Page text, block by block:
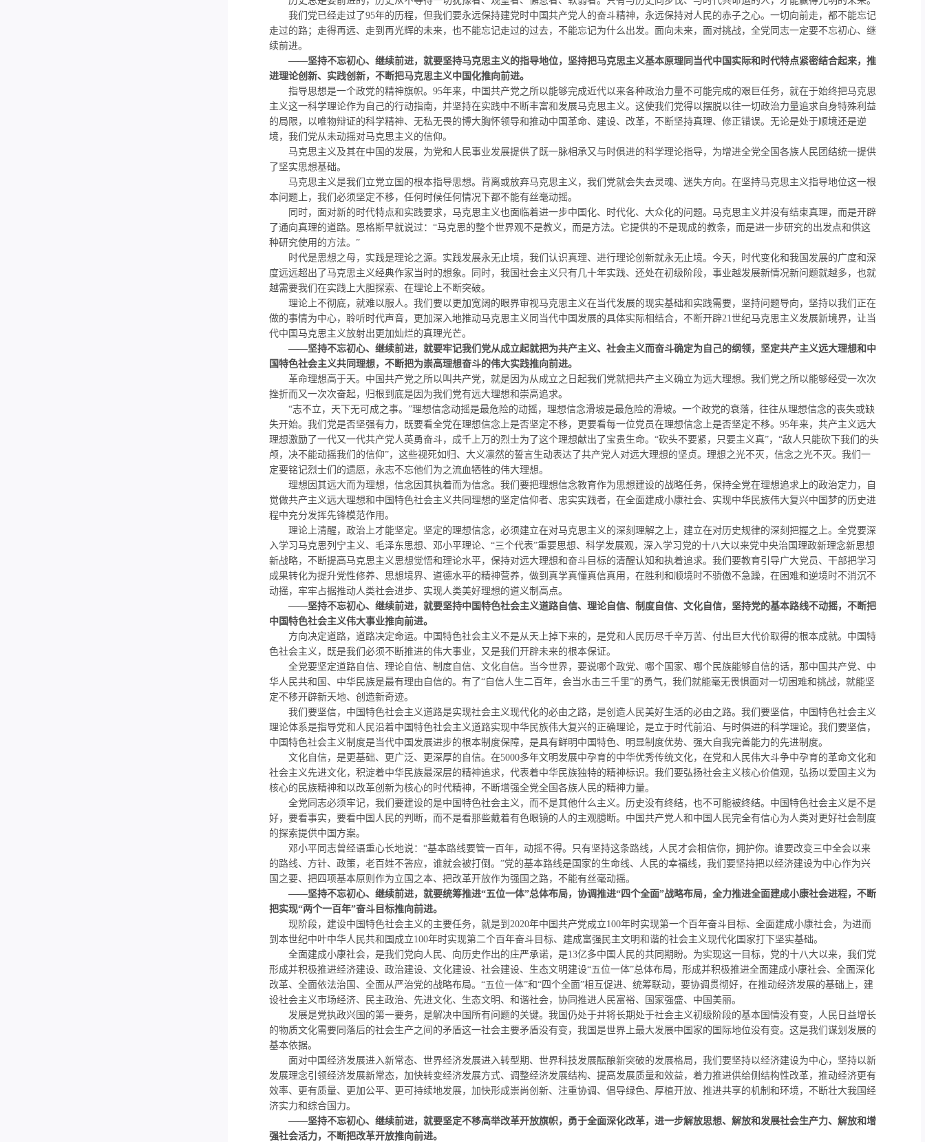
我们党已经走过了 95年的历程，但我们要永远保持建党时中国共产党人的奋斗精神，永远保持对人民的赤子之心。一切向前走，都不能忘记
走过的路；走得再远、走到再光辉的未来，也不能忘记走过的过去，不能忘记为什么出发。面向未来，面对挑战，全党同志一定要不忘初心、继
续前进。
——坚持不忘初心、继续前进，就要坚持马克思主义的指导地位，坚持把马克思主义基本原理同当代中国实际和时代特点紧密结合起来，推
进理论创新、实践创新，不断把马克思主义中国化推向前进。
指导思想是一个政党的精神旗帜。 95年来，中国共产党之所以能够完成近代以来各种政治力量不可能完成的艰巨任务，就在于始终把马克思
主义这一科学理论作为自己的行动指南，并坚持在实践中不断丰富和发展马克思主义。这使我们党得以摆脱以往一切政治力量追求自身特殊利益
的局限，以唯物辩证的科学精神、无私无畏的博大胸怀领导和推动中国革命、建设、改革，不断坚持真理、修正错误。无论是处于顺境还是逆
境，我们党从未动摇对马克思主义的信仰。
马克思主义及其在中国的发展，为党和人民事业发展提供了既一脉相承又与时俱进的科学理论指导，为增进全党全国各族人民团结统一提供
了坚实思想基础。
马克思主义是我们立党立国的根本指导思想。背离或放弃马克思主义，我们党就会失去灵魂、迷失方向。在坚持马克思主义指导地位这一根
本问题上，我们必须坚定不移，任何时候任何情况下都不能有丝毫动摇。
同时，面对新的时代特点和实践要求，马克思主义也面临着进一步中国化、时代化、大众化的问题。马克思主义并没有结束真理，而是开辟
了通向真理的道路。恩格斯早就说过：“马克思的整个世界观不是教义，而是方法。它提供的不是现成的教条，而是进一步研究的出发点和供这
种研究使用的方法。”
时代是思想之母，实践是理论之源。实践发展永无止境，我们认识真理、进行理论创新就永无止境。今天，时代变化和我国发展的广度和深
度远远超出了马克思主义经典作家当时的想象。同时，我国社会主义只有几十年实践、还处在初级阶段，事业越发展新情况新问题就越多，也就
越需要我们在实践上大胆探索、在理论上不断突破。
理论上不彻底，就难以服人。我们要以更加宽阔的眼界审视马克思主义在当代发展的现实基础和实践需要，坚持问题导向，坚持以我们正在
做的事情为中心，聆听时代声音，更加深入地推动马克思主义同当代中国发展的具体实际相结合，不断开辟21世纪马克思主义发展新境界，让当
代中国马克思主义放射出更加灿烂的真理光芒。
——坚持不忘初心、继续前进，就要牢记我们党从成立起就把为共产主义、社会主义而奋斗确定为自己的纲领，坚定共产主义远大理想和中
国特色社会主义共同理想，不断把为崇高理想奋斗的伟大实践推向前进。
革命理想高于天。中国共产党之所以叫共产党，就是因为从成立之日起我们党就把共产主义确立为远大理想。我们党之所以能够经受一次次
挫折而又一次次奋起，归根到底是因为我们党有远大理想和崇高追求。
“志不立，天下无可成之事。”理想信念动摇是最危险的动摇，理想信念滑坡是最危险的滑坡。一个政党的衰落，往往从理想信念的丧失或缺
失开始。我们党是否坚强有力，既要看全党在理想信念上是否坚定不移，更要看每一位党员在理想信念上是否坚定不移。 95年来，共产主义远大
理想激励了一代又一代共产党人英勇奋斗，成千上万的烈士为了这个理想献出了宝贵生命。“砍头不要紧，只要主义真”，“敌人只能砍下我们的头
颅，决不能动摇我们的信仰”，这些视死如归、大义凛然的誓言生动表达了共产党人对远大理想的坚贞。理想之光不灭，信念之光不灭。我们一
定要铭记烈士们的遗愿，永志不忘他们为之流血牺牲的伟大理想。
理想因其远大而为理想，信念因其执着而为信念。我们要把理想信念教育作为思想建设的战略任务，保持全党在理想追求上的政治定力，自
觉做共产主义远大理想和中国特色社会主义共同理想的坚定信仰者、忠实实践者，在全面建成小康社会、实现中华民族伟大复兴中国梦的历史进
程中充分发挥先锋模范作用。
理论上清醒，政治上才能坚定。坚定的理想信念，必须建立在对马克思主义的深刻理解之上，建立在对历史规律的深刻把握之上。全党要深
入学习马克思列宁主义、毛泽东思想、邓小平理论、“三个代表”重要思想、科学发展观，深入学习党的十八大以来党中央治国理政新理念新思想
新战略，不断提高马克思主义思想觉悟和理论水平，保持对远大理想和奋斗目标的清醒认知和执着追求。我们要教育引导广大党员、干部把学习
成果转化为提升党性修养、思想境界、道德水平的精神营养，做到真学真懂真信真用，在胜利和顺境时不骄傲不急躁，在困难和逆境时不消沉不
动摇，牢牢占据推动人类社会进步、实现人类美好理想的道义制高点。
——坚持不忘初心、继续前进，就要坚持中国特色社会主义道路自信、理论自信、制度自信、文化自信，坚持党的基本路线不动摇，不断把
中国特色社会主义伟大事业推向前进。
方向决定道路，道路决定命运。中国特色社会主义不是从天上掉下来的，是党和人民历尽千辛万苦、付出巨大代价取得的根本成就。中国特
色社会主义，既是我们必须不断推进的伟大事业，又是我们开辟未来的根本保证。
全党要坚定道路自信、理论自信、制度自信、文化自信。当今世界，要说哪个政党、哪个国家、哪个民族能够自信的话，那中国共产党、中
华人民共和国、中华民族是最有理由自信的。有了“自信人生二百年，会当水击三千里”的勇气，我们就能毫无畏惧面对一切困难和挑战，就能坚
定不移开辟新天地、创造新奇迹。
我们要坚信，中国特色社会主义道路是实现社会主义现代化的必由之路，是创造人民美好生活的必由之路。我们要坚信，中国特色社会主义
理论体系是指导党和人民沿着中国特色社会主义道路实现中华民族伟大复兴的正确理论，是立于时代前沿、与时俱进的科学理论。 我们要坚信，
中国特色社会主义制度是当代中国发展进步的根本制度保障，是具有鲜明中国特色、明显制度优势、强大自我完善能力的先进制度。
文化自信，是更基础、更广泛、更深厚的自信。在5000多年文明发展中孕育的中华优秀传统文化，在党和人民伟大斗争中孕育的革命文化和
社会主义先进文化，积淀着中华民族最深层的精神追求，代表着中华民族独特的精神标识。我们要弘扬社会主义核心价值观，弘扬以爱国主义为
核心的民族精神和以改革创新为核心的时代精神，不断增强全党全国各族人民的精神力量。
全党同志必须牢记，我们要建设的是中国特色社会主义，而不是其他什么主义。历史没有终结，也不可能被终结。中国特色社会主义是不是
好，要看事实，要看中国人民的判断，而不是看那些戴着有色眼镜的人的主观臆断。中国共产党人和中国人民完全有信心为人类对更好社会制度
的探索提供中国方案。
邓小平同志曾经语重心长地说：“基本路线要管一百年，动摇不得。只有坚持这条路线，人民才会相信你，拥护你。谁要改变三中全会以来
的路线、方针、政策，老百姓不答应，谁就会被打倒。”党的基本路线是国家的生命线、人民的幸福线，我们要坚持把以经济建设为中心作为兴
国之要、把四项基本原则作为立国之本、把改革开放作为强国之路，不能有丝毫动摇。
——坚持不忘初心、继续前进，就要统筹推进“五位一体”总体布局，协调推进“四个全面”战略布局，全力推进全面建成小康社会进程，不断
把实现“两个一百年”奋斗目标推向前进。
现阶段，建设中国特色社会主义的主要任务，就是到 2020年中国共产党成立100年时实现第一个百年奋斗目标、全面建成小康社会，为进而
到本世纪中叶中华人民共和国成立100年时实现第二个百年奋斗目标、建成富强民主文明和谐的社会主义现代化国家打下坚实基础。
全面建成小康社会，是我们党向人民、向历史作出的庄严承诺，是13亿多中国人民的共同期盼。为实现这一目标，党的十八大以来，我们党
形成并积极推进经济建设、政治建设、文化建设、社会建设、生态文明建设“五位一体”总体布局，形成并积极推进全面建成小康社会、全面深化
改革、全面依法治国、全面从严治党的战略布局。“五位一体”和“四个全面”相互促进、统筹联动，要协调贯彻好，在推动经济发展的基础上，建
设社会主义市场经济、民主政治、先进文化、生态文明、和谐社会，协同推进人民富裕、国家强盛、中国美丽。
发展是党执政兴国的第一要务，是解决中国所有问题的关键。我国仍处于并将长期处于社会主义初级阶段的基本国情没有变，人民日益增长
的物质文化需要同落后的社会生产之间的矛盾这一社会主要矛盾没有变，我国是世界上最大发展中国家的国际地位没有变。这是我们谋划发展的
基本依据。
面对中国经济发展进入新常态、世界经济发展进入转型期、世界科技发展酝酿新突破的发展格局，我们要坚持以经济建设为中心，坚持以新
发展理念引领经济发展新常态，加快转变经济发展方式、调整经济发展结构、提高发展质量和效益，着力推进供给侧结构性改革，推动经济更有
效率、更有质量、更加公平、更可持续地发展，加快形成崇尚创新、注重协调、倡导绿色、厚植开放、推进共享的机制和环境，不断壮大我国经
济实力和综合国力。
——坚持不忘初心、继续前进，就要坚定不移高举改革开放旗帜，勇于全面深化改革，进一步解放思想、解放和发展社会生产力、解放和增
强社会活力，不断把改革开放推向前进。